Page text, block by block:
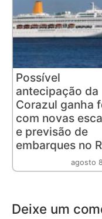
Possível
antecipação da
Corazul ganha
com novas
e previsão de
embarques no
agosto
Deixe um